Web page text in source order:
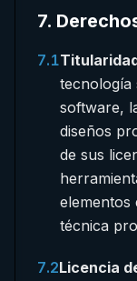
7.
7.1
tecnología
software,
diseños
de sus
elementos
técnica
7.2Licencia